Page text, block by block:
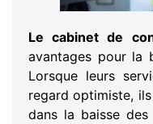
Le cabinet de
avantages pour la
Lorsque leurs
regard optimiste,
dans la baisse